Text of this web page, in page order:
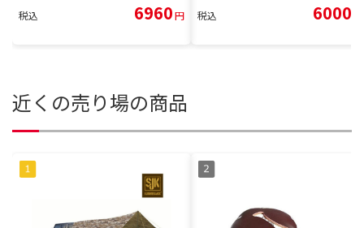
税込 6960円 税込 6000
近くの売り場の商品